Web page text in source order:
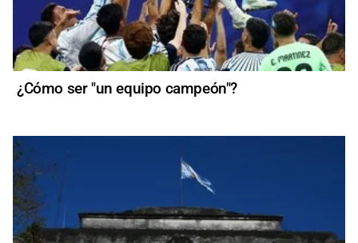
¿Cómo ser "un equipo campeón"?